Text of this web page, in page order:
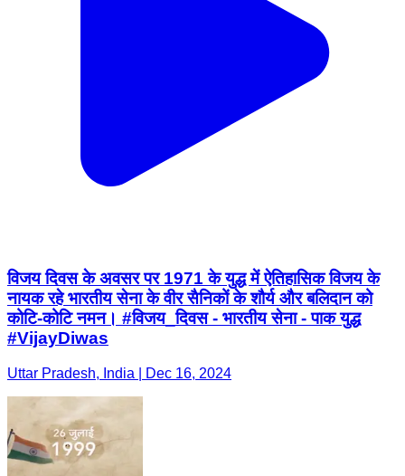
विजय दिवस के अवसर पर 1971 के युद्ध में ऐतिहासिक विजय के
नायक रहे भारतीय सेना के वीर सैनिकों के शौर्य और बलिदान को
कोटि-कोटि नमन। #विजय_दिवस - भारतीय सेना - पाक युद्ध
#VijayDiwas
Uttar Pradesh, India | Dec 16, 2024